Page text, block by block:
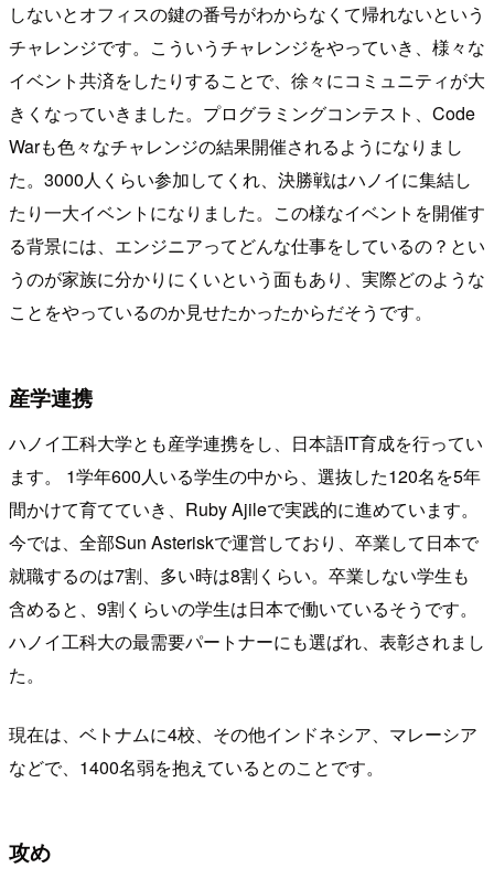
しないとオフィスの鍵の番号がわからなくて帰れないという
チャレンジです。こういうチャレンジをやっていき、様々な
イベント共済をしたりすることで、徐々にコミュニティが大
きくなっていきました。プログラミングコンテスト、Code
Warも色々なチャレンジの結果開催されるようになりまし
た。3000人くらい参加してくれ、決勝戦はハノイに集結し
たり一大イベントになりました。この様なイベントを開催す
る背景には、エンジニアってどんな仕事をしているの？とい
うのが家族に分かりにくいという面もあり、実際どのような
ことをやっているのか見せたかったからだそうです。
産学連携
ハノイ工科大学とも産学連携をし、日本語IT育成を行ってい
ます。 1学年600人いる学生の中から、選抜した120名を5年
間かけて育てていき、Ruby Ajileで実践的に進めています。
今では、全部Sun Asteriskで運営しており、卒業して日本で
就職するのは7割、多い時は8割くらい。卒業しない学生も
含めると、9割くらいの学生は日本で働いているそうです。
ハノイ工科大の最需要パートナーにも選ばれ、表彰されまし
た。
現在は、ベトナムに4校、その他インドネシア、マレーシア
などで、1400名弱を抱えているとのことです。
攻め